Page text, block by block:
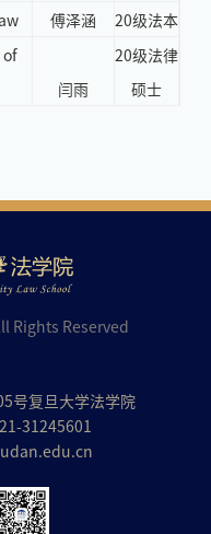
傅泽涵 20级法本
of
闫雨
20级法律
硕士
Rights Reserved
号复旦大学法学院
31245601